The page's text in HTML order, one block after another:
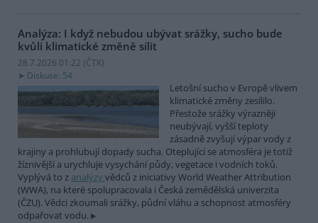
Analýza: I když nebudou ubývat srážky, sucho bude
kvůli klimatické změně sílit
28.7.2026 01:22 (ČTK)
Diskuse: 54
Letošní sucho v Evropě vlivem
klimatické změny zesílilo.
Přestože srážky výrazněji
neubývají, vyšší teploty
zásadně zvyšují výpar vody z
krajiny a prohlubují dopady sucha. Oteplující se atmosféra je totiž
žíznivější a urychluje vysychání půdy, vegetace i vodních toků.
Vyplývá to z analýzy vědců z iniciativy World Weather Attribution
(WWA), na které spolupracovala i Česká zemědělská univerzita
(ČZU). Vědci zkoumali srážky, půdní vláhu a schopnost atmosféry
odpařovat vodu.